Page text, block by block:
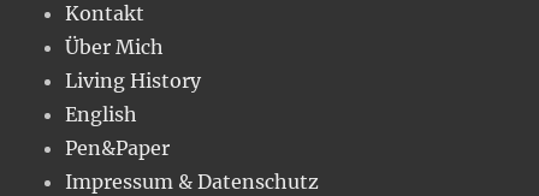
Kontakt
Über Mich
Living History
English
Pen&Paper
Impressum & Datenschutz